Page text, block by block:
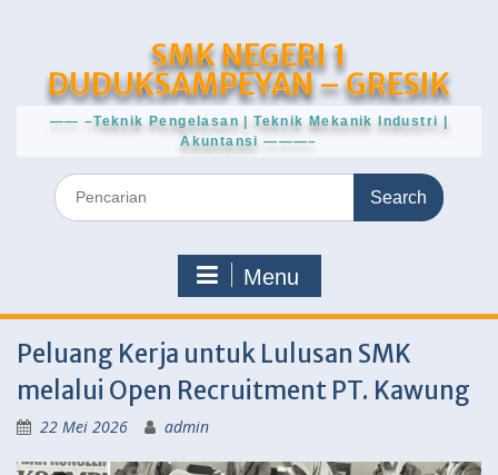
SMK NEGERI 1
DUDUKSAMPEYAN – GRESIK
—— –Teknik Pengelasan | Teknik Mekanik Industri |
Akuntansi ———–
Search
for:
Menu
Peluang Kerja untuk Lulusan SMK
melalui Open Recruitment PT. Kawung
22 Mei 2026 admin